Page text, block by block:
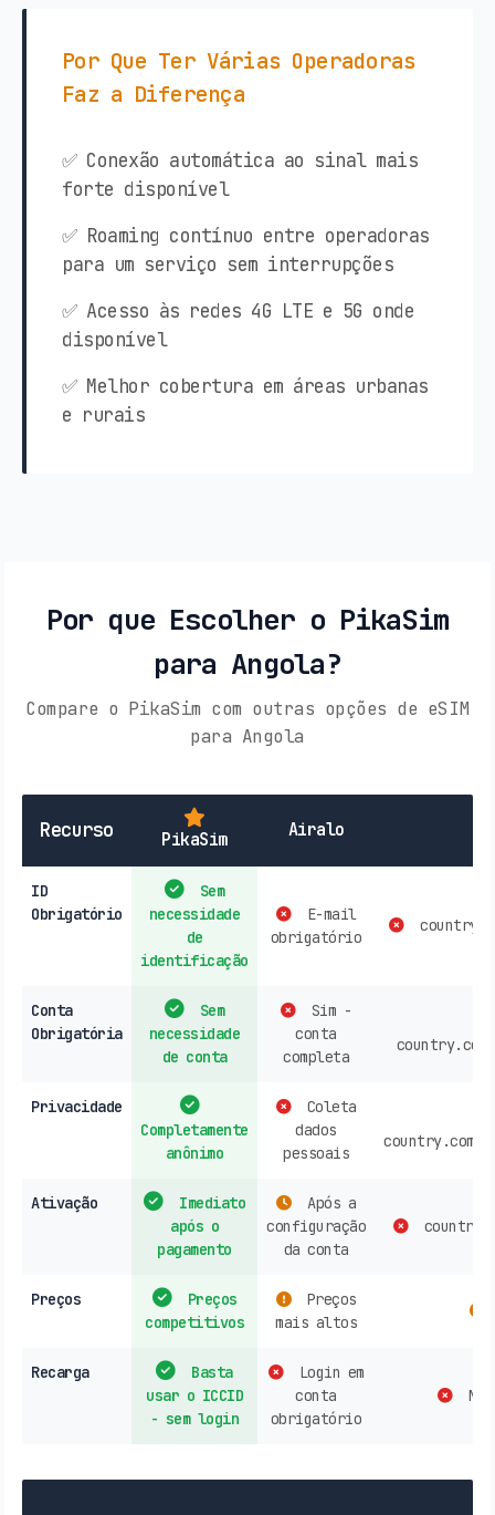
Por Que Ter Várias Operadoras
Faz a Diferença
✅ Conexão automática ao sinal mais
forte disponível
✅ Roaming contínuo entre operadoras
para um serviço sem interrupções
✅ Acesso às redes 4G LTE e 5G onde
disponível
✅ Melhor cobertura em áreas urbanas
e rurais
Por que Escolher o PikaSim
para Angola?
Compare o PikaSim com outras opções de eSIM
para Angola
Recurso PikaSim Airalo
ID
Obrigatório
Sem
necessidade
de
identificação
E-mail
obrigatório
Conta
Obrigatória
Sem
necessidade
de conta
Sim -
conta
completa
Privacidade
Completamente
anônimo
Coleta
dados
pessoais
Ativação
Imediato
após o
pagamento
Após a
configuração
da conta
Preços
Preços
competitivos
Preços
mais altos
Recarga
Basta
usar o ICCID
- sem login
Login em
conta
obrigatório
Na